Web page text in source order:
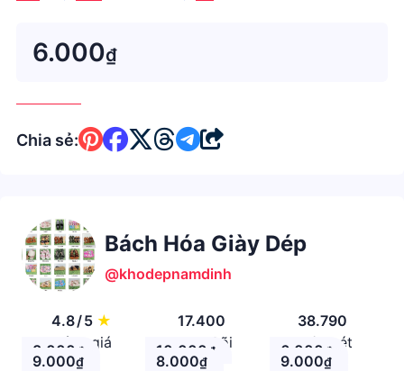
6.000₫
Chia sẻ:
Bách Hóa Giày Dép
@khodepnamdinh
4.8/5 ★
Đánh giá
17.400
Theo Dõi
38.790
Nhận xét
8.000 ₫ 10.000 ₫ 6.000 ₫
9.000₫ 8.000₫ 9.000₫